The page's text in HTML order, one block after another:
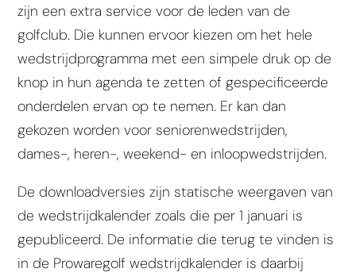
zijn een extra service voor de leden van de
golfclub. Die kunnen ervoor kiezen om het hele
wedstrijdprogramma met een simpele druk op de
knop in hun agenda te zetten of gespecificeerde
onderdelen ervan op te nemen. Er kan dan
gekozen worden voor seniorenwedstrijden,
dames-, heren-, weekend- en inloopwedstrijden.
De downloadversies zijn statische weergaven van
de wedstrijdkalender zoals die per 1 januari is
gepubliceerd. De informatie die terug te vinden is
in de Prowaregolf wedstrijdkalender is daarbij